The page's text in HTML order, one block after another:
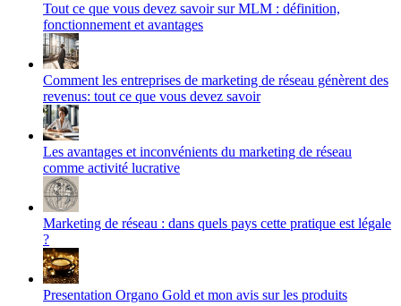
Tout ce que vous devez savoir sur MLM : définition,
fonctionnement et avantages
Comment les entreprises de marketing de réseau génèrent des
revenus: tout ce que vous devez savoir
Les avantages et inconvénients du marketing de réseau
comme activité lucrative
Marketing de réseau : dans quels pays cette pratique est légale
?
Presentation Organo Gold et mon avis sur les produits